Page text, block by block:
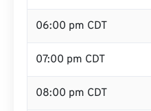
06:00 pm CDT
07:00 pm CDT
08:00 pm CDT